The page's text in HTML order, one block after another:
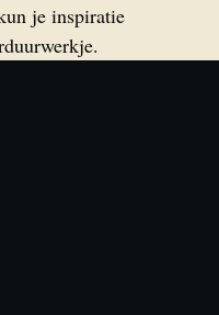
je inspiratie